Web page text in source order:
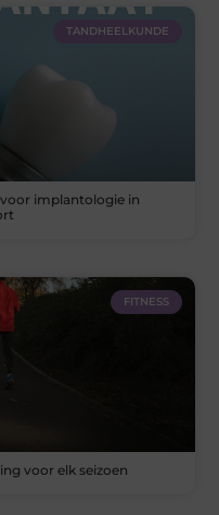
TANDHEELKUNDE
implantologie in
FITNESS
voor elk seizoen